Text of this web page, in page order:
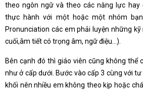
theo ngôn ngữ và theo các năng lực hay
thực hành với một hoặc một nhóm
Pronunciation các em phải luyện những
cuối,âm tiết có trọng âm, ngữ điệu…).
Bên cạnh đó thì giáo viên cũng không thể
như ở cấp dưới. Bước vào cấp 3 cùng với
khối nên nhiều em không theo kịp hoặc